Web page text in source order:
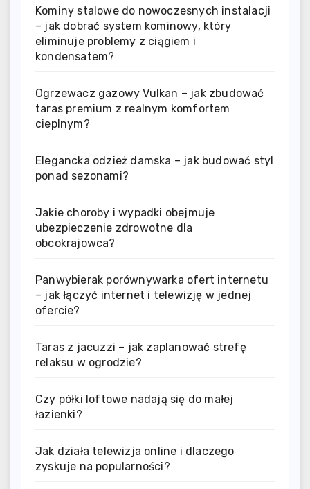
Kominy stalowe do nowoczesnych instalacji
– jak dobrać system kominowy, który
eliminuje problemy z ciągiem i
kondensatem?
Ogrzewacz gazowy Vulkan – jak zbudować
taras premium z realnym komfortem
cieplnym?
Elegancka odzież damska – jak budować styl
ponad sezonami?
Jakie choroby i wypadki obejmuje
ubezpieczenie zdrowotne dla
obcokrajowca?
Panwybierak porównywarka ofert internetu
– jak łączyć internet i telewizję w jednej
ofercie?
Taras z jacuzzi – jak zaplanować strefę
relaksu w ogrodzie?
Czy półki loftowe nadają się do małej
łazienki?
Jak działa telewizja online i dlaczego
zyskuje na popularności?